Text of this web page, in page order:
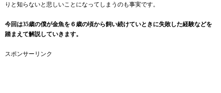
りと知らないと悲しいことになってしまうのも事実です。
今回は35歳の僕が金魚を６歳の頃から飼い続けていときに失敗した経験などを
踏まえて解説していきます。
スポンサーリンク